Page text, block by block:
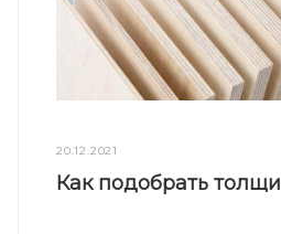
20.12.2021
Как подобрать